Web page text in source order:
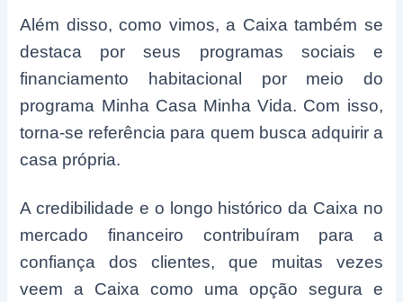
Além disso, como vimos, a Caixa também se
destaca por seus programas sociais e
financiamento habitacional por meio do
programa Minha Casa Minha Vida. Com isso,
torna-se referência para quem busca adquirir a
casa própria.
A credibilidade e o longo histórico da Caixa no
mercado financeiro contribuíram para a
confiança dos clientes, que muitas vezes
veem a Caixa como uma opção segura e